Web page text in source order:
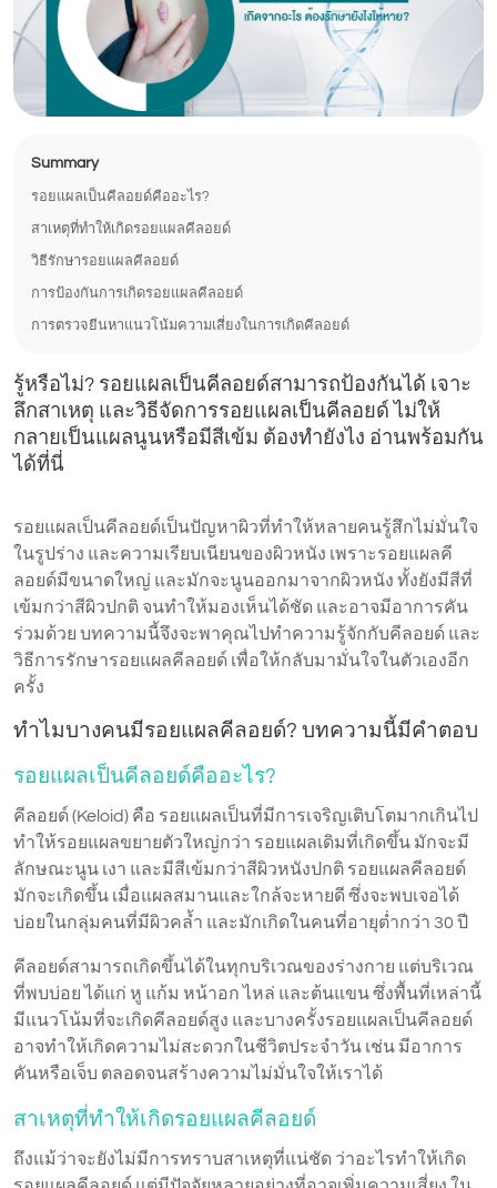
Summary
รอยแผลเป็นคีลอยด์คืออะไร?
สาเหตุที่ทำให้เกิดรอยแผลคีลอยด์
วิธีรักษารอยแผลคีลอยด์
การป้องกันการเกิดรอยแผลคีลอยด์
การตรวจยีนหาแนวโน้มความเสี่ยงในการเกิดคีลอยด์
รู้หรือไม่? รอยแผลเป็นคีลอยด์สามารถป้องกันได้ เจาะ
ลึกสาเหตุ และวิธีจัดการรอยแผลเป็นคีลอยด์ ไม่ให้
กลายเป็นแผลนูนหรือมีสีเข้ม ต้องทำยังไง อ่านพร้อมกัน
ได้ที่นี่
รอยแผลเป็นคีลอยด์เป็นปัญหาผิวที่ทำให้หลายคนรู้สึกไม่มั่นใจ
ในรูปร่าง และความเรียบเนียนของผิวหนัง เพราะรอยแผลคี
ลอยด์มีขนาดใหญ่ และมักจะนูนออกมาจากผิวหนัง ทั้งยังมีสีที่
เข้มกว่าสีผิวปกติ จนทำให้มองเห็นได้ชัด และอาจมีอาการคัน
ร่วมด้วย บทความนี้จึงจะพาคุณไปทำความรู้จักกับคีลอยด์ และ
วิธีการรักษารอยแผลคีลอยด์ เพื่อให้กลับมามั่นใจในตัวเองอีก
ครั้ง
ทำไมบางคนมีรอยแผลคีลอยด์? บทความนี้มีคำตอบ
รอยแผลเป็นคีลอยด์คืออะไร?
คีลอยด์ (Keloid) คือ รอยแผลเป็นที่มีการเจริญเติบโตมากเกินไป
ทำให้รอยแผลขยายตัวใหญ่กว่า รอยแผลเดิมที่เกิดขึ้น มักจะมี
ลักษณะนูน เงา และมีสีเข้มกว่าสีผิวหนังปกติ รอยแผลคีลอยด์
มักจะเกิดขึ้น เมื่อแผลสมานและใกล้จะหายดี ซึ่งจะพบเจอได้
บ่อยในกลุ่มคนที่มีผิวคล้ำ และมักเกิดในคนที่อายุต่ำกว่า 30 ปี
คีลอยด์สามารถเกิดขึ้นได้ในทุกบริเวณของร่างกาย แต่บริเวณ
ที่พบบ่อย ได้แก่ หู แก้ม หน้าอก ไหล่ และต้นแขน ซึ่งพื้นที่เหล่านี้
มีแนวโน้มที่จะเกิดคีลอยด์สูง และบางครั้งรอยแผลเป็นคีลอยด์
อาจทำให้เกิดความไม่สะดวกในชีวิตประจำวัน เช่น มีอาการ
คันหรือเจ็บ ตลอดจนสร้างความไม่มั่นใจให้เราได้
สาเหตุที่ทำให้เกิดรอยแผลคีลอยด์
ถึงแม้ว่าจะยังไม่มีการทราบสาเหตุที่แน่ชัด ว่าอะไรทำให้เกิด